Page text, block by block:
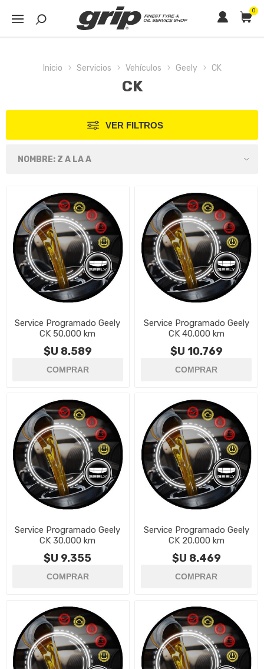
0
Inicio Servicios Vehículos Geely CK
CK
VER FILTROS
Service Programado Geely
CK 50.000 km
$U 8.589
Service Programado Geely
CK 40.000 km
$U 10.769
Service Programado Geely
CK 30.000 km
$U 9.355
Service Programado Geely
CK 20.000 km
$U 8.469